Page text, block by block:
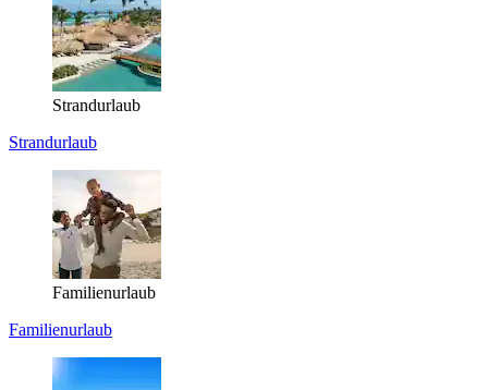
Strandurlaub
Strandurlaub
Familienurlaub
Familienurlaub